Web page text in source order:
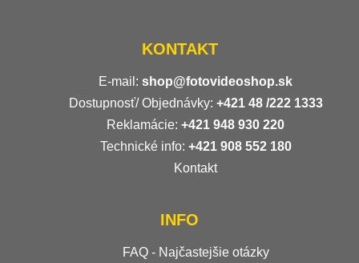
KONTAKT
E-mail: shop@fotovideoshop.sk
Dostupnosť/ Objednávky: +421 48 /222 1333
Reklamácie: +421 948 930 220
Technické info: +421 908 552 180
Kontakt
INFO
FAQ - Najčastejšie otázky